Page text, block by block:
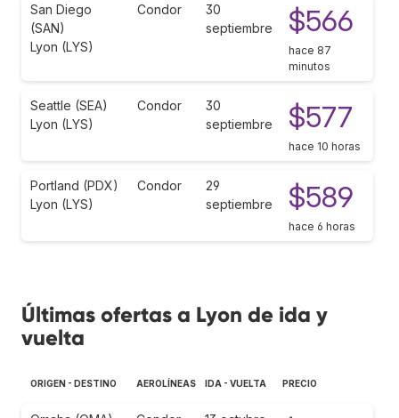
San Diego
(SAN)
Lyon (LYS)
Condor
30
septiembre
$566
hace 87
minutos
Seattle (SEA)
Lyon (LYS)
Condor
30
septiembre
$577
hace 10 horas
Portland (PDX)
Lyon (LYS)
Condor
29
septiembre
$589
hace 6 horas
Últimas ofertas a Lyon de ida y
vuelta
ORIGEN - DESTINO AEROLÍNEAS IDA - VUELTA PRECIO